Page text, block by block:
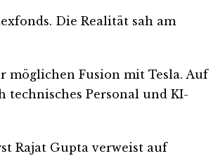
Die Realität sah am
möglichen Fusion mit Tesla. Auf
technisches Personal und KI-
Rajat Gupta verweist auf